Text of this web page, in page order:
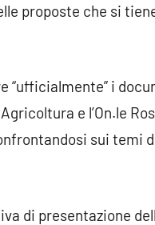
proposte che si
“ufficialmente” i
e l’On.le
sui temi
di presentazione